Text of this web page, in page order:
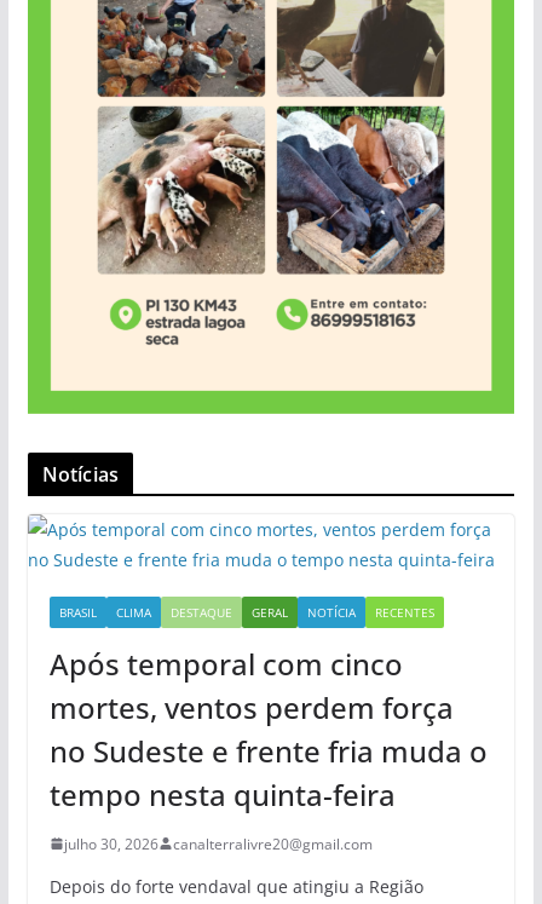
Notícias
BRASIL CLIMA DESTAQUE GERAL NOTÍCIA RECENTES
Após temporal com cinco
mortes, ventos perdem força
no Sudeste e frente fria muda o
tempo nesta quinta-feira
julho 30, 2026 canalterralivre20@gmail.com
Depois do forte vendaval que atingiu a Região